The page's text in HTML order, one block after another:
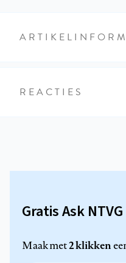
REACTIES
Gratis Ask
Maak met2 klikken